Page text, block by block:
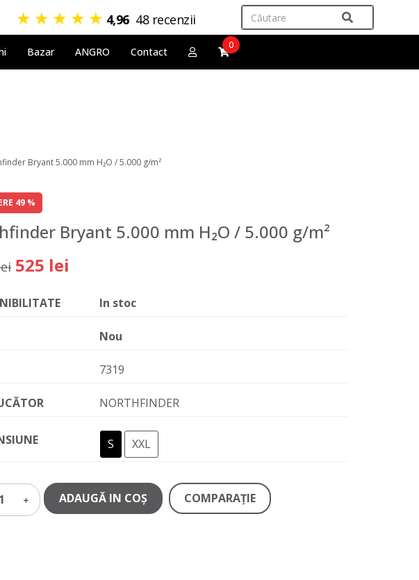
★ ★ ★ ★ ★ 4,96 48 recenzii
Bazar ANGRO Contact
0
Bryant 5.000 mm H₂O / 5.000 g/m²
49 %
Bryant 5.000 mm H₂O / 5.000 g/m²
525 lei
In stoc
Nou
7319
NORTHFINDER
S XXL
1 ADAUGĂ IN COŞ COMPARAŢIE